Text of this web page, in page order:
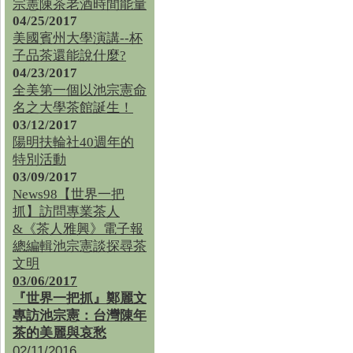
宗憲陳茶老酒時間能量
04/25/2017
美國賓州大學演講--杯
子品茶還能說什麼?
04/23/2017
全美第一個以池宗憲命
名之大學茶館誕生！
03/12/2017
陽明扶輪社40週年的
特別活動
03/09/2017
News98【世界一把
抓】訪問專業茶人
&《茶人雅興》電子報
總編輯池宗憲談探尋茶
文明
03/06/2017
『世界一把抓』鄭麗文
專訪池宗憲：台灣陳年
茶的美麗與哀愁